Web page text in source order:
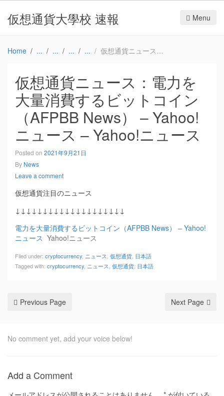
仮想通貨大學校 速報 Menu
Home 仮想通貨ニュース：電力を大量消費するビットコイン（AFPBB News） – Yahoo!ニュース – Yahoo!ニュース
仮想通貨ニュース：電力を
大量消費するビットコイン
（AFPBB News） – Yahoo!
ニュース – Yahoo!ニュース
Posted on 2021年9月21日
By News
Leave a comment
仮想通貨注目のニュース
↓↓↓↓↓↓↓↓↓↓↓↓↓↓↓↓↓↓↓↓
電力を大量消費するビットコイン（AFPBB News） – Yahoo!
ニュース Yahoo!ニュース
Filed under: cryptocurrency ニュース 仮想通貨 日本語
Tagged with: cryptocurrency ニュース 仮想通貨 日本語
Previous Page Next Page
No comment yet, add your voice below!
Add a Comment